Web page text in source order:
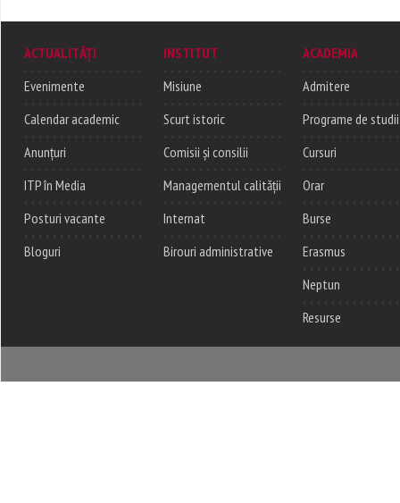
ACTUALITĂȚI
Evenimente
Calendar academic
Anunțuri
ITP în Media
Posturi vacante
Bloguri
INSTITUT
Misiune
Scurt istoric
Comisii și consilii
Managementul calității
Internat
Birouri administrative
ACADEMIA
Admitere
Programe de studii
Cursuri
Orar
Burse
Erasmus
Neptun
Resurse